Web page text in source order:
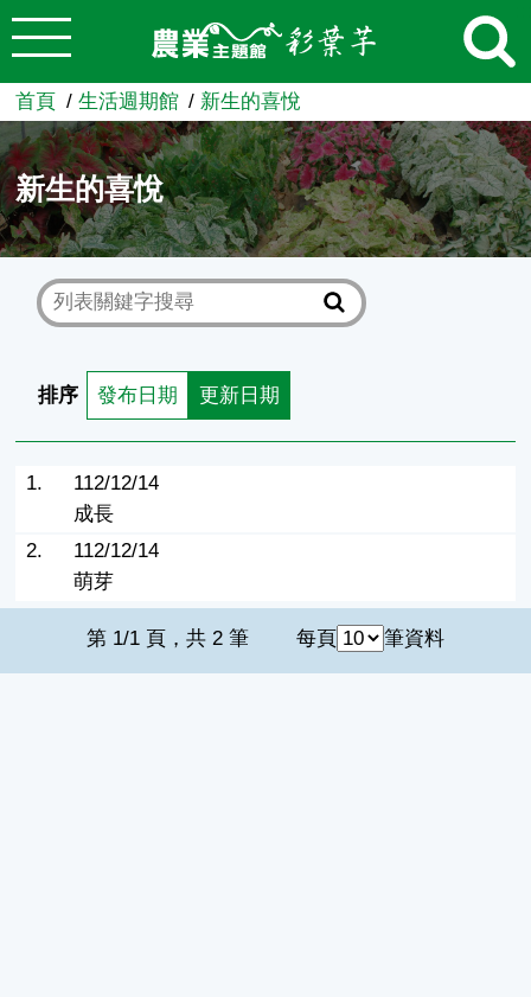
跳到主要內容
農業知識入口網
首頁 生活週期館 新生的喜悅
新生的喜悅
排序 發布日期 更新日期
1.
112/12/14
成長
2.
112/12/14
萌芽
第 1/1 頁，共 2 筆 每頁 筆資料